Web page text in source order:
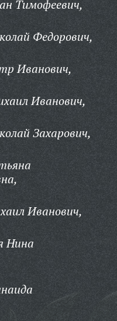
Тимофеевич,
Федорович,
Иванович,
Иванович,
Захарович,
Иванович,
Нина